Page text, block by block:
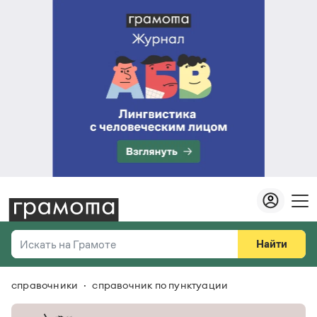
Искать на Грамоте
Справочная служба
Найти
Везде
справочники справочник по пунктуации